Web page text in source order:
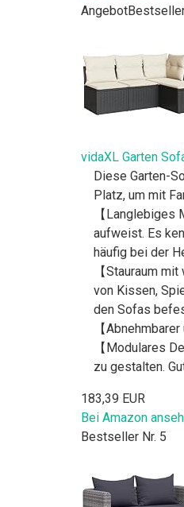
Angebot
vidaXL Garten
Diese Garten-
Platz, um mit
【
aufweist. Es
häufig bei der
【Stauraum
von Kissen,
den Sofas
【
【Modulares
zu gestalten.
183,39 EUR
Bei Amazon
Bestseller Nr. 5